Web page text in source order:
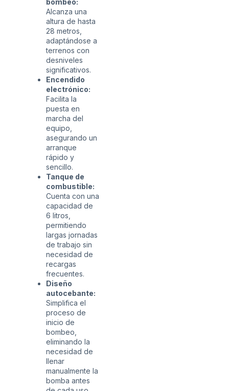
bombeo:
Alcanza una
altura de hasta
28 metros,
adaptándose a
terrenos con
desniveles
significativos.
Encendido
electrónico:
Facilita la
puesta en
marcha del
equipo,
asegurando un
arranque
rápido y
sencillo.
Tanque de
combustible:
Cuenta con una
capacidad de
6 litros,
permitiendo
largas jornadas
de trabajo sin
necesidad de
recargas
frecuentes.
Diseño
autocebante:
Simplifica el
proceso de
inicio de
bombeo,
eliminando la
necesidad de
llenar
manualmente la
bomba antes